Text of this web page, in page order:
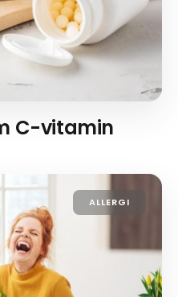
C-vitamin
ALLERGI